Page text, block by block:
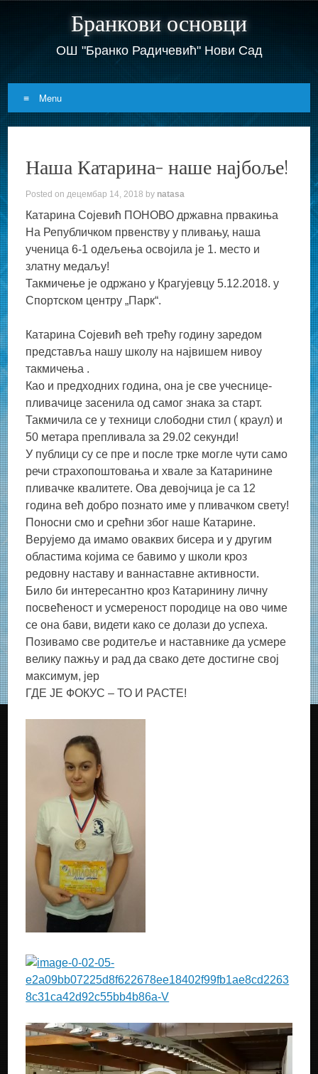
Бранкови основци
ОШ "Бранко Радичевић" Нови Сад
Menu
Skip
content
Наша Катарина- наше најбоље!
Posted onдецембар 14, 2018 by natasa
Катарина Сојевић ПОНОВО државна првакиња
На Републичком првенству у пливању, наша
ученица 6-1 одељења освојила је 1. место и
златну медаљу!
Такмичење је одржано у Крагујевцу 5.12.2018. у
Спортском центру „Парк“.
Катарина Сојевић већ трећу годину заредом
представља нашу школу на највишем нивоу
такмичења .
Као и предходних година, она је све учеснице-
пливачице засенила од самог знака за старт.
Такмичила се у техници слободни стил ( краул) и
50 метара препливала за 29.02 секунди!
У публици су се пре и после трке могле чути само
речи страхопоштовања и хвале за Катаринине
пливачке квалитете. Ова девојчица је са 12
година већ добро познато име у пливачком свету!
Поносни смо и срећни због наше Катарине.
Верујемо да имамо оваквих бисера и у другим
областима којима се бавимо у школи кроз
редовну наставу и ваннаставне активности.
Било би интересантно кроз Катаринину личну
посвећеност и усмереност породице на ово чиме
се она бави, видети како се долази до успеха.
Позивамо све родитеље и наставнике да усмере
велику пажњу и рад да свако дете достигне свој
максимум, јер
ГДЕ ЈЕ ФОКУС – ТО И РАСТЕ!
Прегледач
видео
записа